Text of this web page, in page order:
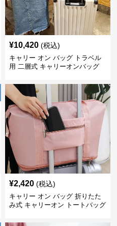
¥10,420 (税込)
キャリー オン バッグ トラベル
用 二層式 キャリーオンバッグ
¥2,420 (税込)
キャリー オン バッグ 折りたた
み式 キャリーオン トートバッグ